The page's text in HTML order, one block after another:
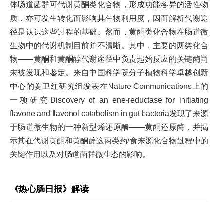
体肠道菌群可代谢黄酮类化合物，形成功能各异的活性物
质，亦可发生转化而影响其生物利用度，因而解析代谢途
径是认识这些过程的基础。然而，黄酮类化合物在肠道微
生物中的代谢机制目前并不清晰。其中，主要的两类化合
物——黄酮和黄酮醇代谢途径中负责起始反应的关键酶尚
未被发现和鉴定。来自中国科学院分子植物科学卓越创新
中心的姜卫红研究组发表在Nature Communications上的
一项研究Discovery of an ene-reductase for initiating
flavone and flavonol catabolism in gut bacteria发现了来源
于肠道微生物的一种新型烯还原酶——黄酮还原酶，并揭
示其在代谢黄酮和黄酮醇这两类药/食来源化合物过程中的
关键作用以及对肠道菌群微生态的影响。